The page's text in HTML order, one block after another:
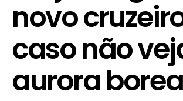
novo
caso não
aurora